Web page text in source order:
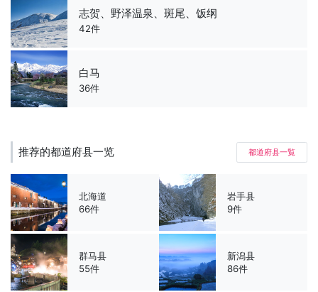
志贺、野泽温泉、斑尾、饭纲
42件
白马
36件
推荐的都道府县一览 都道府县一覧
北海道
66件
岩手县
9件
群马县
55件
新潟县
86件